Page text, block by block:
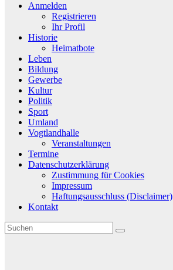
Anmelden
Registrieren
Ihr Profil
Historie
Heimatbote
Leben
Bildung
Gewerbe
Kultur
Politik
Sport
Umland
Vogtlandhalle
Veranstaltungen
Termine
Datenschutzerklärung
Zustimmung für Cookies
Impressum
Haftungsausschluss (Disclaimer)
Kontakt